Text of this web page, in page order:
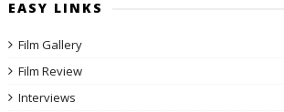
EASY LINKS
Film Gallery
Film Review
Interviews